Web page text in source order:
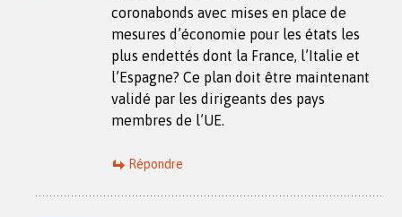
coronabonds avec mises en place de
mesures d’économie pour les états les
plus endettés dont la France, l’Italie et
l’Espagne? Ce plan doit être maintenant
validé par les dirigeants des pays
membres de l’UE.
Répondre